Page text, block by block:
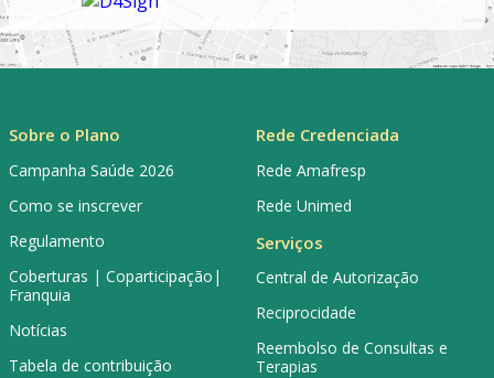
Sobre o Plano
Campanha Saúde 2026
Como se inscrever
Regulamento
Coberturas | Coparticipação|
Franquia
Notícias
Tabela de contribuição
Rede Credenciada
Rede Amafresp
Rede Unimed
Serviços
Central de Autorização
Reciprocidade
Reembolso de Consultas e
Terapias